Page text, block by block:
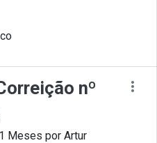
nº
Meses por Artur